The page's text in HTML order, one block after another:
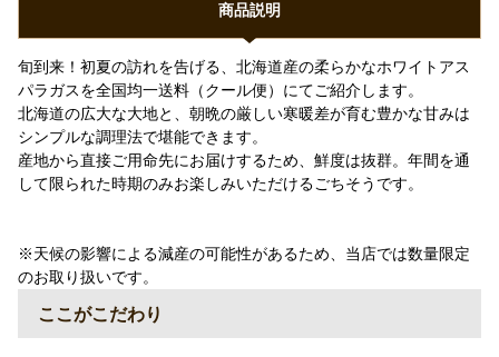
商品説明
旬到来！初夏の訪れを告げる、北海道産の柔らかなホワイトアス
パラガスを全国均一送料（クール便）にてご紹介します。
北海道の広大な大地と、朝晩の厳しい寒暖差が育む豊かな甘みは
シンプルな調理法で堪能できます。
産地から直接ご用命先にお届けするため、鮮度は抜群。年間を通
して限られた時期のみお楽しみいただけるごちそうです。
※天候の影響による減産の可能性があるため、当店では数量限定
のお取り扱いです。
ここがこだわり